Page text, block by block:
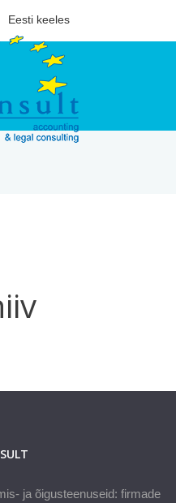
Eesti keeles
ja õigusteenuseid: firmade